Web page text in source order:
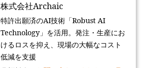
株式会社Archaic
特許出願済のAI技術「Robust AI
Technology​」を活用。発注・生産にお
けるロスを抑え、現場の大幅なコスト
低減を支援